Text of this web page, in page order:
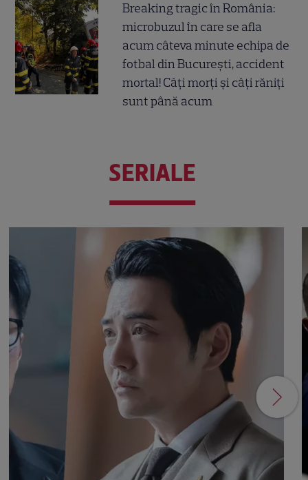
Breaking tragic în România:
microbuzul în care se afla
acum câteva minute echipa de
fotbal din București, accident
mortal! Câți morți și câți răniți
sunt până acum
SERIALE